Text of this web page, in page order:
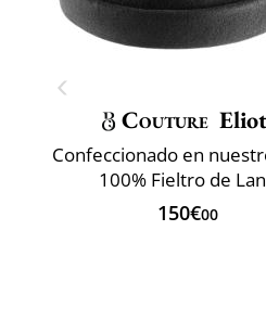
Couture
Confeccionado en
100% Fieltro de
150€00